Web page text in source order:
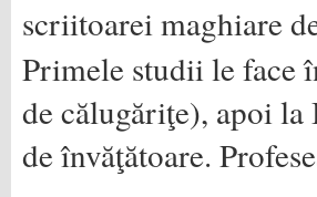
scriitoarei maghiare
Primele studii le face
de călugăriţe), apoi
de învăţătoare.